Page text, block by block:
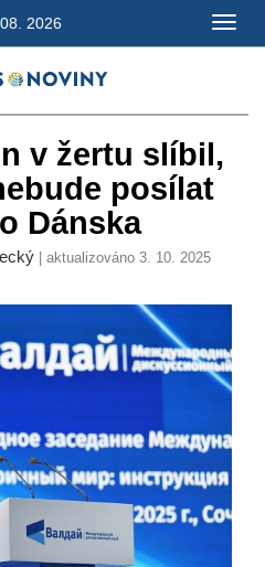
2026
v žertu slíbil,
posílat
Dánska
| aktualizováno 3. 10. 2025